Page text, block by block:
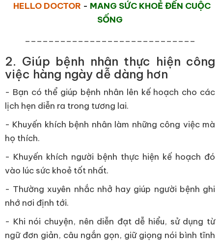
HELLO DOCTOR - MANG SỨC KHOẺ ĐẾN CUỘC
SỐNG
2. Giúp bệnh nhân thực hiện công
việc hàng ngày dễ dàng hơn
- Bạn có thể giúp bệnh nhân lên kế hoạch cho các
lịch hẹn diễn ra trong tương lai.
- Khuyến khích bệnh nhân làm những công việc mà
họ thích.
- Khuyến khích người bệnh thực hiện kế hoạch đó
vào lúc sức khoẻ tốt nhất.
- Thường xuyên nhắc nhở hay giúp người bệnh ghi
nhớ nơi định tới.
- Khi nói chuyện, nên diễn đạt dễ hiểu, sử dụng từ
ngữ đơn giản, câu ngắn gọn, giữ giọng nói bình tĩnh